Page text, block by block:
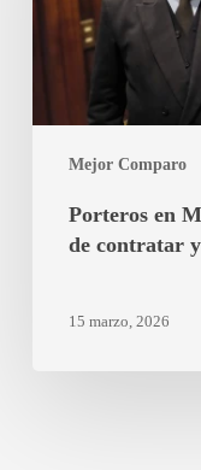
Mejor Comparo
acertar
Porteros en
de contratar
15 marzo, 2026